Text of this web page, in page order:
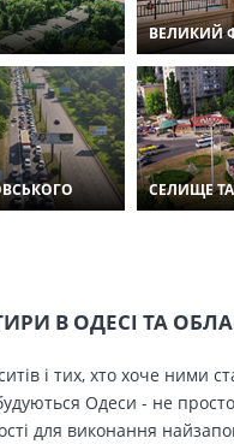
ВЕЛИКИЙ
СЕЛИЩЕ
В ОДЕСІ ТА
і тих, хто хоче ними
Одеси - не
для виконання